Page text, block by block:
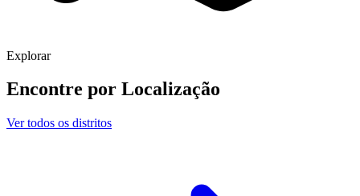
Explorar
Encontre por Localização
Ver todos os distritos